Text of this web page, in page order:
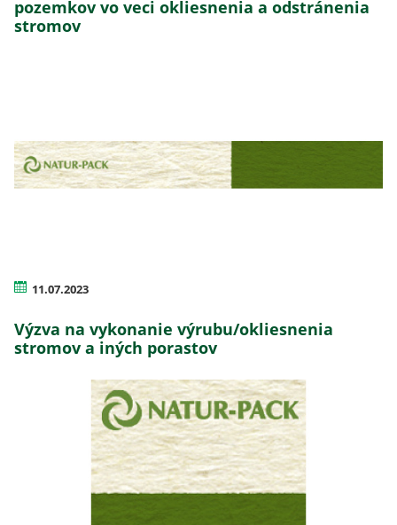
pozemkov vo veci okliesnenia a odstránenia
stromov
11.07.2023
Výzva na vykonanie výrubu/okliesnenia
stromov a iných porastov